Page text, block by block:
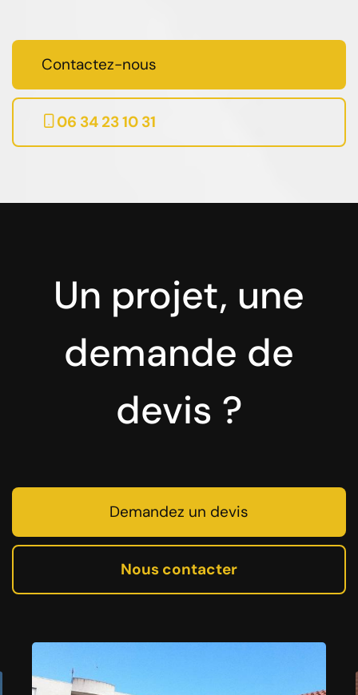
Contactez-nous
06 34 23 10 31
Un projet, une
demande de
devis ?
Demandez un devis
Nous contacter